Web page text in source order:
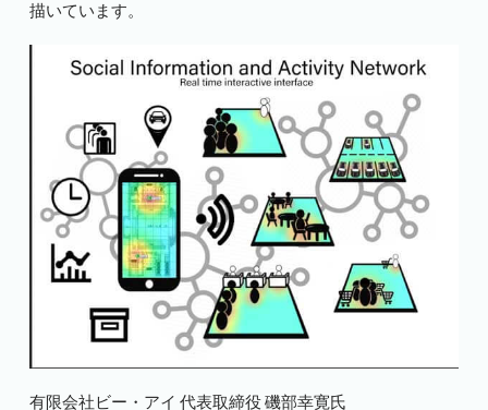
描いています。
有限会社ビー・アイ 代表取締役 磯部幸寛氏